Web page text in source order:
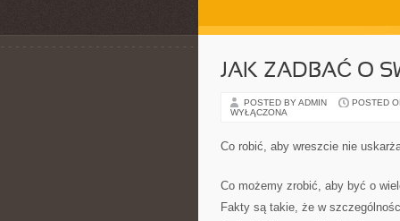
JAK ZADBAĆ O
POSTED BY ADMIN POSTED
WYŁĄCZONA
Co robić, aby wreszcie nie
Co możemy zrobić, aby być o
Fakty są takie, że w